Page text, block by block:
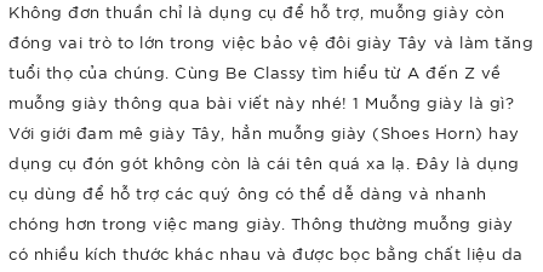
Không đơn thuần chỉ là dụng cụ để hỗ trợ, muỗng giày còn
đóng vai trò to lớn trong việc bảo vệ đôi giày Tây và làm tăng
tuổi thọ của chúng. Cùng Be Classy tìm hiểu từ A đến Z về
muỗng giày thông qua bài viết này nhé! 1 Muỗng giày là gì?
Với giới đam mê giày Tây, hẳn muỗng giày (Shoes Horn) hay
dụng cụ đón gót không còn là cái tên quá xa lạ. Đây là dụng
cụ dùng để hỗ trợ các quý ông có thể dễ dàng và nhanh
chóng hơn trong việc mang giày. Thông thường muỗng giày
có nhiều kích thước khác nhau và được bọc bằng chất liệu da